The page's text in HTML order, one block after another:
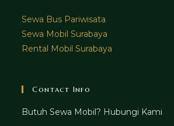
Sewa Bus Pariwisata
Sewa Mobil Surabaya
Rental Mobil Surabaya
Contact Info
Butuh Sewa Mobil? Hubungi Kami